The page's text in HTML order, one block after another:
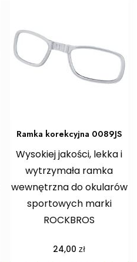
Ramka korekcyjna 0089JS
Wysokiej jakości, lekka i
wytrzymała ramka
wewnętrzna do okularów
sportowych marki
ROCKBROS
24,00zł